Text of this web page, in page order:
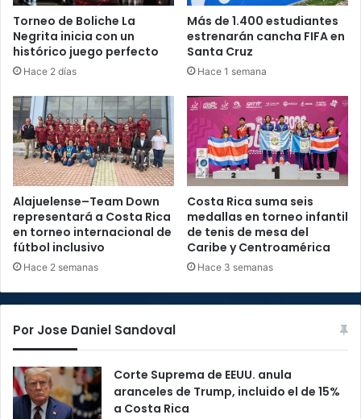
Torneo de Boliche La
Negrita inicia con un
histórico juego perfecto
Hace 2 días
Más de 1.400 estudiantes
estrenarán cancha FIFA en
Santa Cruz
Hace 1 semana
Alajuelense–Team Down
representará a Costa Rica
en torneo internacional de
fútbol inclusivo
Hace 2 semanas
Costa Rica suma seis
medallas en torneo infantil
de tenis de mesa del
Caribe y Centroamérica
Hace 3 semanas
Por Jose Daniel Sandoval
Corte Suprema de EEUU. anula
aranceles de Trump, incluido el de 15%
a Costa Rica